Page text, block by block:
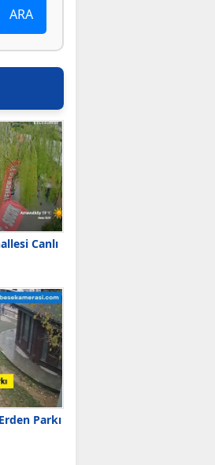
Canlı
Parkı